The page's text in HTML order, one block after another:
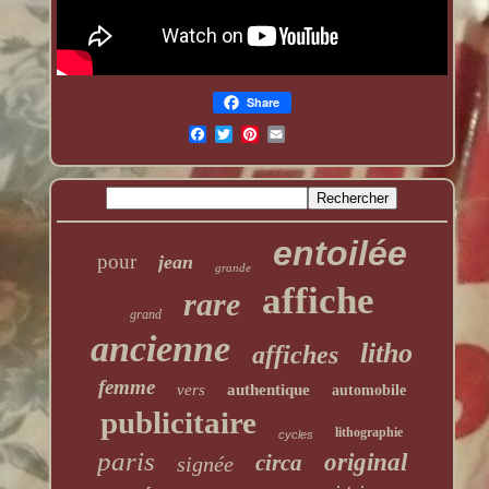
Share
pour jean grande entoilée
grand rare affiche
ancienne affiches litho
femme vers authentique automobile
publicitaire cycles lithographie
paris signée circa original